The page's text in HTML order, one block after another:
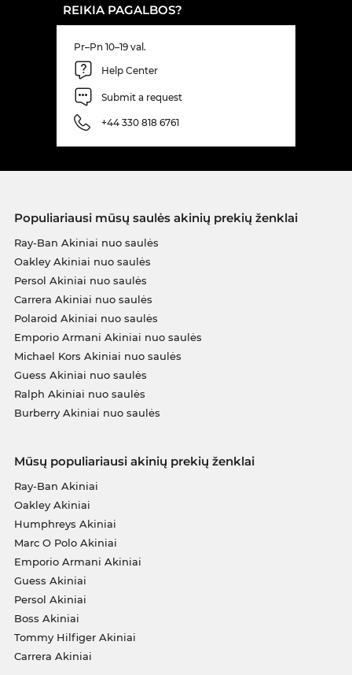
REIKIA PAGALBOS?
Pr–Pn 10–19 val.
Help Center
Submit a request
+44 330 818 6761
Populiariausi mūsų saulės akinių prekių ženklai
Ray-Ban Akiniai nuo saulės
Oakley Akiniai nuo saulės
Persol Akiniai nuo saulės
Carrera Akiniai nuo saulės
Polaroid Akiniai nuo saulės
Emporio Armani Akiniai nuo saulės
Michael Kors Akiniai nuo saulės
Guess Akiniai nuo saulės
Ralph Akiniai nuo saulės
Burberry Akiniai nuo saulės
Mūsų populiariausi akinių prekių ženklai
Ray-Ban Akiniai
Oakley Akiniai
Humphreys Akiniai
Marc O Polo Akiniai
Emporio Armani Akiniai
Guess Akiniai
Persol Akiniai
Boss Akiniai
Tommy Hilfiger Akiniai
Carrera Akiniai